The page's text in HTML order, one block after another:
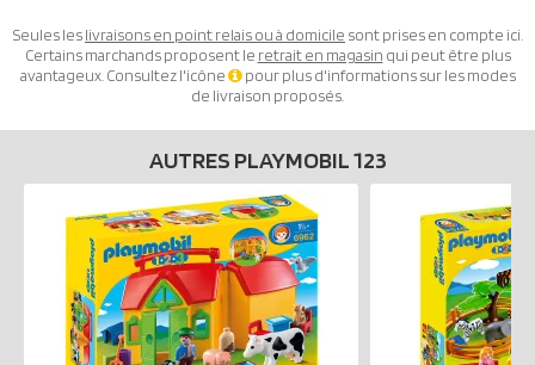
Seules leslivraisons en point relais ou à domicile sont prises en compte ici.
Certains marchands proposent le retrait en magasin qui peut être plus
avantageux. Consultez l'icône
pour plus d'informations sur les modes
de livraison proposés.
AUTRES PLAYMOBIL 123